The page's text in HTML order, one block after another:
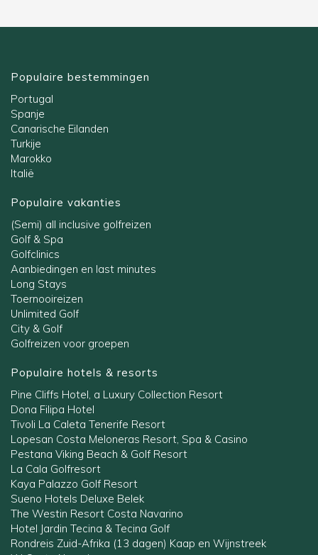
Populaire bestemmingen
Portugal
Spanje
Canarische Eilanden
Turkije
Marokko
Italië
Populaire vakanties
(Semi) all inclusive golfreizen
Golf & Spa
Golfclinics
Aanbiedingen en last minutes
Long Stays
Toernooireizen
Unlimited Golf
City & Golf
Golfreizen voor groepen
Populaire hotels & resorts
Pine Cliffs Hotel, a Luxury Collection Resort
Dona Filipa Hotel
Tivoli La Caleta Tenerife Resort
Lopesan Costa Meloneras Resort, Spa & Casino
Pestana Viking Beach & Golf Resort
La Cala Golfresort
Kaya Palazzo Golf Resort
Sueno Hotels Deluxe Belek
The Westin Resort Costa Navarino
Hotel Jardin Tecina & Tecina Golf
Rondreis Zuid-Afrika (13 dagen) Kaap en Wijnstreek